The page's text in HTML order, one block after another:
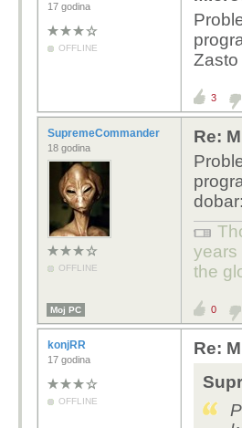
17 godina
OFFLINE
3
SupremeCommander
18 godina
OFFLINE
Re:
years
the
Moj PC 0
konjRR
17 godina
OFFLINE
Re: